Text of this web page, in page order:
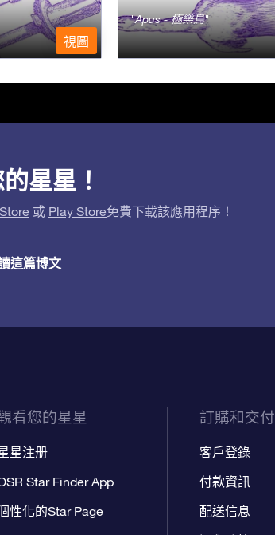
視圖
Apus - 極樂鳥
星星！
或 Play Store免費下載該應用程序！
這篇博文
看您的星星
星注册
Star Finder App
性化的Star Page
訂購和交付
客戶登錄
付款資訊
配送信息